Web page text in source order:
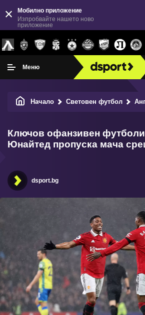
Мобилно приложение
Изпробвайте нашето ново
приложение
Меню
Начало Световен футбол
Ключов офанзивен
Юнайтед пропуска мача
dsport.bg